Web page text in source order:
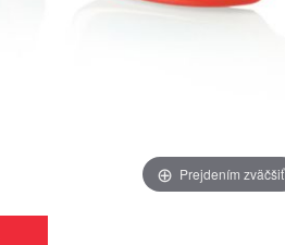
Prejdením zväčšiť